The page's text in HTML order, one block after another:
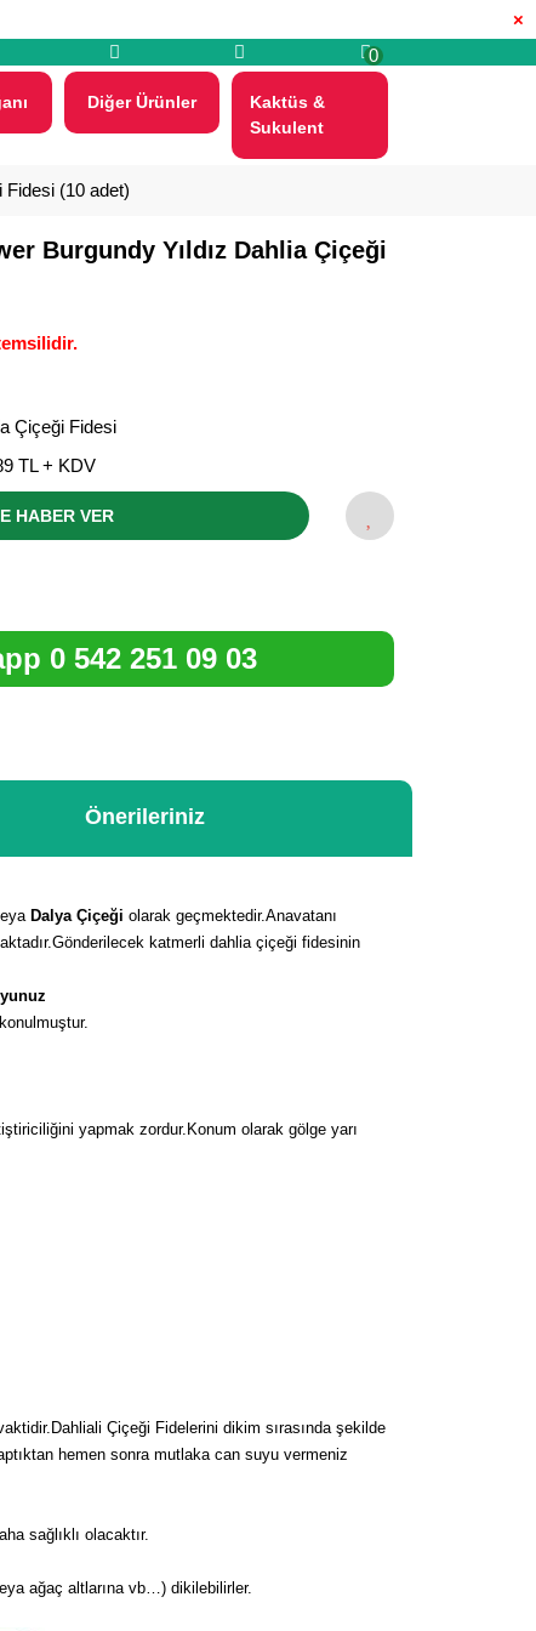
×
0
Diğer Ürünler
Kaktüs &
Sukulent
Fidesi (10 adet)
Burgundy Yıldız Dahlia Çiçeği
Çiçeği Fidesi
TL + KDV
HABER VER
0 542 251 09 03
Önerileriniz
Dalya Çiçeği olarak geçmektedir.Anavatanı
katmerli dahlia çiçeği fidesinin
yapmak zordur.Konum olarak gölge yarı
Çiçeği Fidelerini dikim sırasında şekilde
hemen sonra mutlaka can suyu vermeniz
sağlıklı olacaktır.
ağaç altlarına vb…) dikilebilirler.